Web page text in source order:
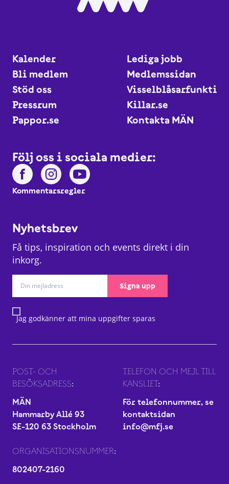
Kalender
Lediga jobb
Bli medlem
Medlemssidan
Stöd oss
Visselblåsarfunktion
Pressrum
Killar.se
Pappor.se
Kontakta MÄN
Följ oss i sociala medier:
Kommentarsregler
Nyhetsbrev
Få tips, inspiration och events direkt i din
inkorg.
Signa upp
Jag godkänner att mina uppgifter sparas
POST- OCH
BESÖKSADRESS:
MÄN
Hammarby Allé 93
SE-120 63 Stockholm
TELEFON OCH MEJL TILL
KANSLIET:
För telefonnummer, se
kontaktsidan
info@mfj.se
ORGANISATIONSNUMMER:
802407-2160